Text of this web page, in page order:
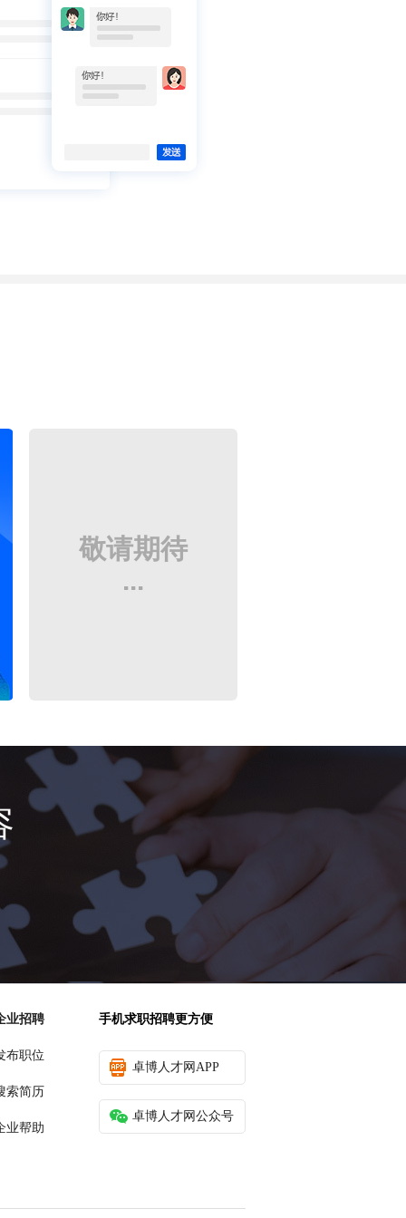
敬请期待
...
业招聘
布职位
索简历
业帮助
手机求职招聘更方便
卓博人才网APP
卓博人才网公众号